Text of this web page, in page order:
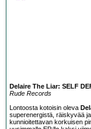
Delaire The Liar: SELF
Rude Records
Lontoosta kotoisin oleva
superenergistä, räiskyvää
kunnioitettavan korkuisen